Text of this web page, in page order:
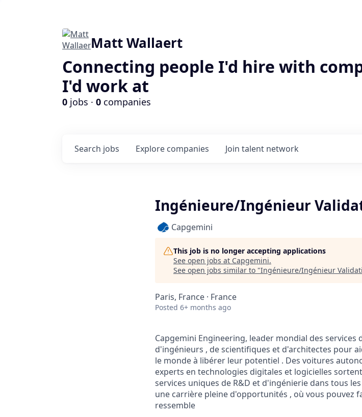
Matt Wallaert
Connecting people I'd hire with
I'd work at
0 jobs · 0 companies
Search jobs Explore companies Join talent network
Ingénieure/Ingénieur
Capgemini
This job is no longer accepting applications
See open jobs at Capgemini.
See open jobs similar to "Ingénieure/Ingénieur
Paris, France · France
Posted 6+ months ago
Capgemini Engineering, leader mondial des services
d'ingénieurs , de scientifiques et d'architectes pour
le monde à libérer leur potentiel . Des voitures
experts en technologies digitales et logicielles
services uniques de R&D et d'ingénierie dans tous
une carrière pleine d'opportunités , où vous pouvez
ressemble